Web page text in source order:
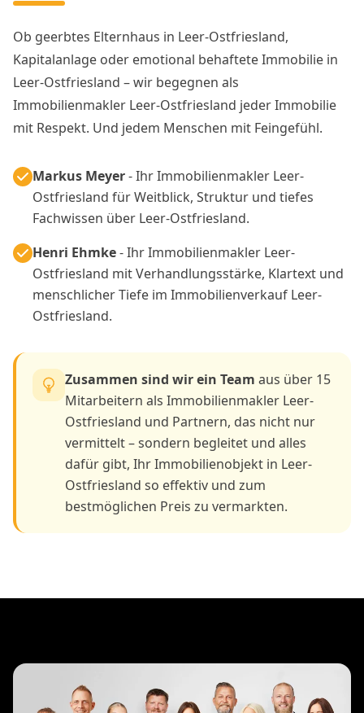
Ob geerbtes Elternhaus in Leer-Ostfriesland,
Kapitalanlage oder emotional behaftete Immobilie in
Leer-Ostfriesland – wir begegnen als
Immobilienmakler Leer-Ostfriesland jeder Immobilie
mit Respekt. Und jedem Menschen mit Feingefühl.
Markus Meyer- Ihr Immobilienmakler Leer-
Ostfriesland für Weitblick, Struktur und tiefes
Fachwissen über Leer-Ostfriesland.
Henri Ehmke- Ihr Immobilienmakler Leer-
Ostfriesland mit Verhandlungsstärke, Klartext und
menschlicher Tiefe im Immobilienverkauf Leer-
Ostfriesland.
Zusammen sind wir ein Team aus über 15
Mitarbeitern als Immobilienmakler Leer-
Ostfriesland und Partnern, das nicht nur
vermittelt – sondern begleitet und alles
dafür gibt, Ihr Immobilienobjekt in Leer-
Ostfriesland so effektiv und zum
bestmöglichen Preis zu vermarkten.